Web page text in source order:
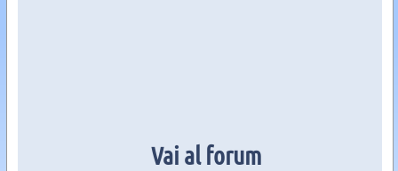
Vai al forum